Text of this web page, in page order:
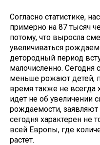
Согласно статистике,
примерно на 87 тысяч
потому, что выросла
увеличиваться
детородный период
малочисленно.
меньше рожают детей,
время также не всегда
идет не об увеличении
рождаемости,
сегодня характерен не
всей Европы, где
растёт.